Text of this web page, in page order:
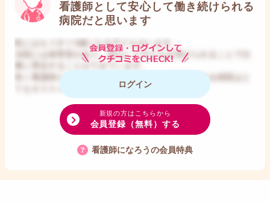
看護師として安心して働き続けられる
病院だと思います
私にはもうすぐ3歳になる子どもがいます。
当院には保育室があり、安心して子どもを預けられることで仕
事に専念することができています。
長く看護師として働いていくためには、保育室がある病院はと
てもオススメだと思います。ログイン
新規の方はこちらから
会員登録（無料）する
看護師になろうの会員特典